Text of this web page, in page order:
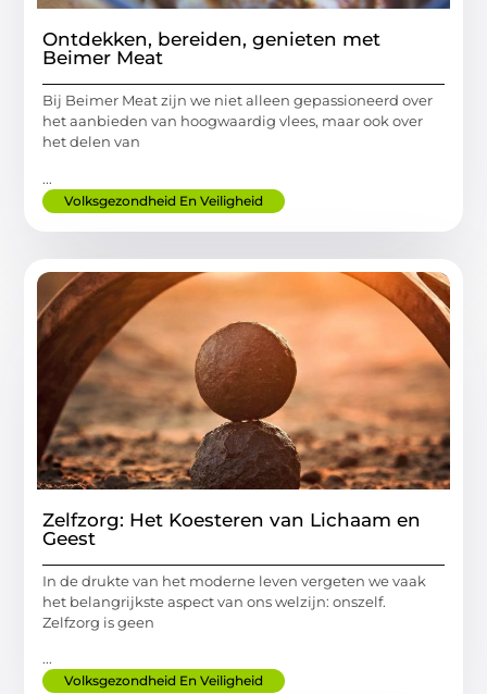
Ontdekken, bereiden, genieten met
Beimer Meat
Bij Beimer Meat zijn we niet alleen gepassioneerd over
het aanbieden van hoogwaardig vlees, maar ook over
het delen van
...
Volksgezondheid En Veiligheid
Zelfzorg: Het Koesteren van Lichaam en
Geest
In de drukte van het moderne leven vergeten we vaak
het belangrijkste aspect van ons welzijn: onszelf.
Zelfzorg is geen
...
Volksgezondheid En Veiligheid